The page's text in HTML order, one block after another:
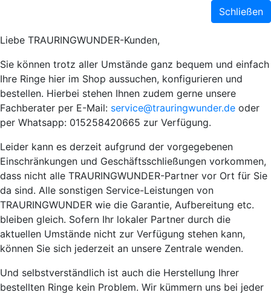
Schließen
Liebe TRAURINGWUNDER-Kunden,
Sie können trotz aller Umstände ganz bequem und einfach
Ihre Ringe hier im Shop aussuchen, konfigurieren und
bestellen. Hierbei stehen Ihnen zudem gerne unsere
Fachberater per E-Mail: service@trauringwunder.de oder
per Whatsapp: 015258420665 zur Verfügung.
Leider kann es derzeit aufgrund der vorgegebenen
Einschränkungen und Geschäftsschließungen vorkommen,
dass nicht alle TRAURINGWUNDER-Partner vor Ort für Sie
da sind. Alle sonstigen Service-Leistungen von
TRAURINGWUNDER wie die Garantie, Aufbereitung etc.
bleiben gleich. Sofern Ihr lokaler Partner durch die
aktuellen Umstände nicht zur Verfügung stehen kann,
können Sie sich jederzeit an unsere Zentrale wenden.
Und selbstverständlich ist auch die Herstellung Ihrer
bestellten Ringe kein Problem. Wir kümmern uns bei jeder